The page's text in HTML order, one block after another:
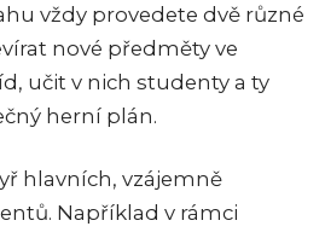
vždy provedete dvě různé
nové předměty ve
učit v nich studenty a ty
herní plán.
hlavních, vzájemně
Například v rámci